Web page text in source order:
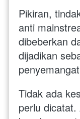
Pikiran,
anti
dibeberkan
dijadikan
Tidak ada
perlu